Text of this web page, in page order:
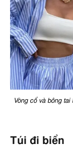
Vòng cổ và bông
Túi đi biển